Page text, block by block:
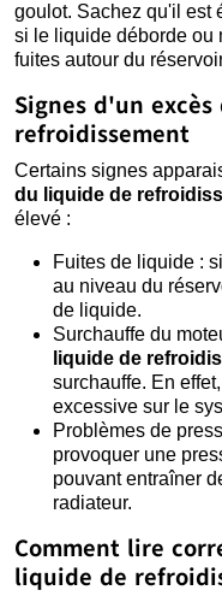
goulot. Sachez qu'il est
si le liquide déborde ou
fuites autour du
Signes d'un
refroidissement
Certains signes
du liquide de
élevé :
Fuites de liquide :
au niveau du
de liquide.
Surchauffe du
liquide de
surchauffe. En
excessive sur le
Problèmes de
provoquer une
pouvant entraîner
radiateur.
Comment lire
liquide de